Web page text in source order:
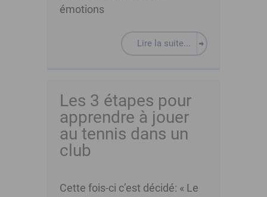
émotions
Lire la suite...
Les 3 étapes pour
apprendre à jouer
au tennis dans un
club
Cette fois-ci c’est décidé: « Le